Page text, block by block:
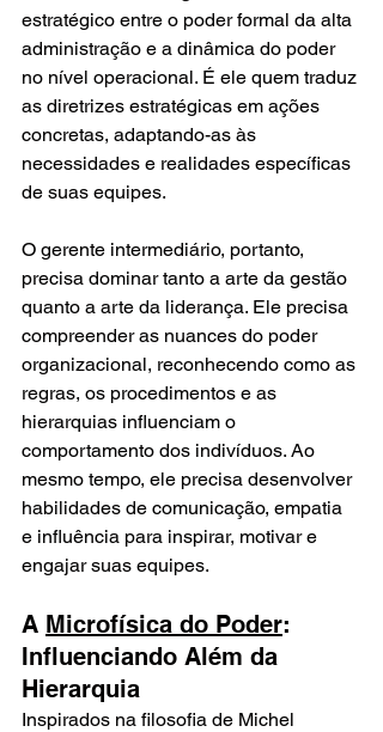
estratégico entre o poder formal da alta
administração e a dinâmica do poder
no nível operacional. É ele quem traduz
as diretrizes estratégicas em ações
concretas, adaptando-as às
necessidades e realidades específicas
de suas equipes.
O gerente intermediário, portanto,
precisa dominar tanto a arte da gestão
quanto a arte da liderança. Ele precisa
compreender as nuances do poder
organizacional, reconhecendo como as
regras, os procedimentos e as
hierarquias influenciam o
comportamento dos indivíduos. Ao
mesmo tempo, ele precisa desenvolver
habilidades de comunicação, empatia
e influência para inspirar, motivar e
engajar suas equipes.
A Microfísica do Poder:
Influenciando Além da
Hierarquia
Inspirados na filosofia de Michel